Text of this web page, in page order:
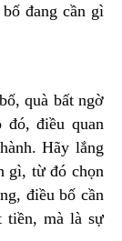
đang cần gì
quà bất ngờ
đó, điều quan
Hãy lắng
gì, từ đó chọn
điều bố cần
tiền, mà là sự